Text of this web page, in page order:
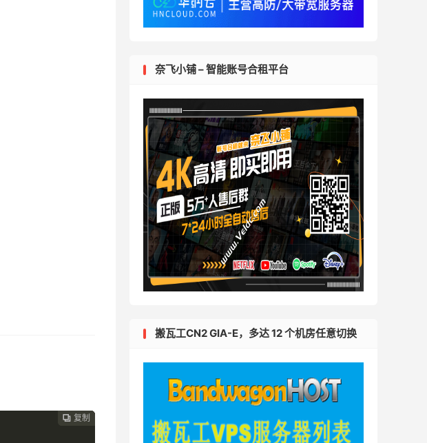
 复制
 复制
 复制
 复制
奈飞小铺 – 智能账号合租平台
搬瓦工CN2 GIA-E，多达 12 个机房任意切换